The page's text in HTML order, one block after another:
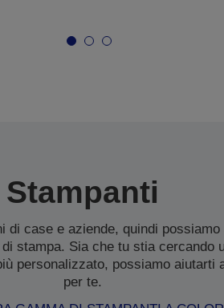
Stampanti
di case e aziende, quindi
stampa. Sia che tu stia cercando
personalizzato, possiamo aiutarti
per te.